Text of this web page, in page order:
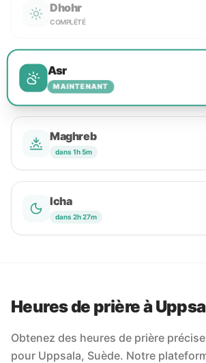
Dhohr
COMPLÉTÉ
Asr
MAINTENANT
Maghreb
dans 1h 5m
Icha
dans 2h 27m
Heures de prière à
Obtenez des heures de prière
pour Uppsala, Suède. Notre